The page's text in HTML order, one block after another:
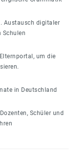
Austausch digitaler
Schulen
um die
in Deutschland
Schüler und